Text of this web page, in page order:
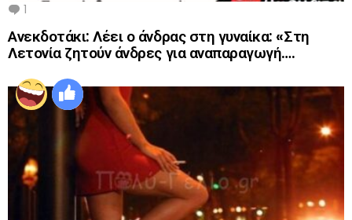
1
Ανεκδοτάκι: Λέει ο άνδρας στη γυναίκα: «Στη
Λετονία ζητούν άνδρες για αναπαραγωγή….